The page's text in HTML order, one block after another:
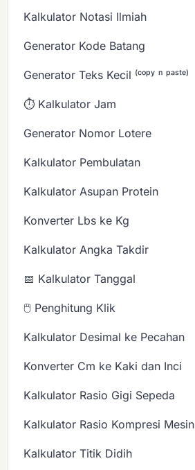
Kalkulator Notasi Ilmiah
Generator Kode Batang
Generator Teks Kecil ⁽ᶜᵒᵖʸ ⁿ ᵖᵃˢᵗᵉ⁾
⏱️ Kalkulator Jam
Generator Nomor Lotere
Kalkulator Pembulatan
Kalkulator Asupan Protein
Konverter Lbs ke Kg
Kalkulator Angka Takdir
📅 Kalkulator Tanggal
🖱️ Penghitung Klik
Kalkulator Desimal ke Pecahan
Konverter Cm ke Kaki dan Inci
Kalkulator Rasio Gigi Sepeda
Kalkulator Rasio Kompresi Mesin
Kalkulator Titik Didih